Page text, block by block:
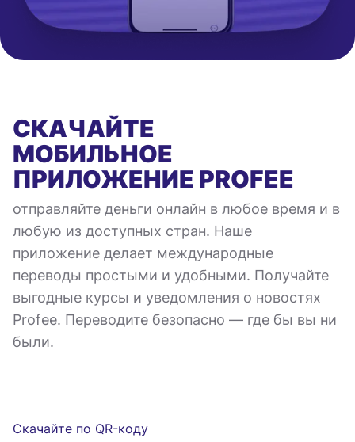
СКАЧАЙТЕ
МОБИЛЬНОЕ
ПРИЛОЖЕНИЕ PROFEE
отправляйте деньги онлайн в любое время и в
любую из доступных стран. Наше
приложение делает международные
переводы простыми и удобными. Получайте
выгодные курсы и уведомления о новостях
Profee. Переводите безопасно — где бы вы ни
были.
Скачайте по QR-коду